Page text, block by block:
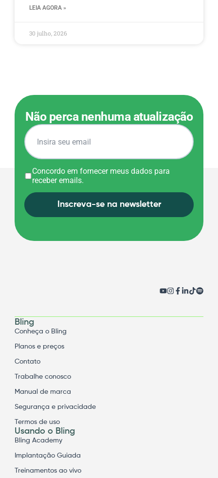
LEIA AGORA »
30 julho, 2026
Não perca nenhuma atualização
Concordo em fornecer meus dados para
receber emails.
Inscreva-se na newsletter
Bling
Conheça o Bling
Planos e preços
Contato
Trabalhe conosco
Manual de marca
Segurança e privacidade
Termos de uso
Usando o Bling
Bling Academy
Implantação Guiada
Treinamentos ao vivo